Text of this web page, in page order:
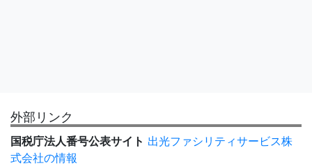
外部リンク
国税庁法人番号公表サイト 出光ファシリティサービス株
式会社の情報